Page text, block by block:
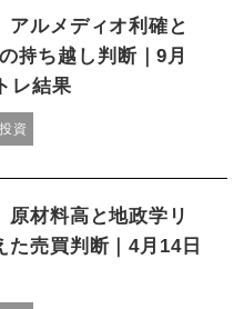
アルメディオ利確と
持ち越し判断｜9月
レ結果
資
原材料高と地政学リ
た売買判断｜4月14日